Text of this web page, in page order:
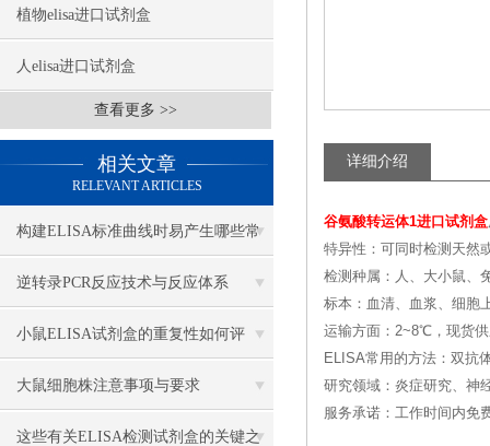
植物elisa进口试剂盒
人elisa进口试剂盒
查看更多 >>
相关文章
RELEVANT ARTICLES
构建ELISA标准曲线时易产生哪些常
见异常？
逆转录PCR反应技术与反应体系
小鼠ELISA试剂盒的重复性如何评
估？
大鼠细胞株注意事项与要求
这些有关ELISA检测试剂盒的关键之
详细介绍
谷氨酸转运体1进口试剂盒
特异性：可同时检测天然
检测种属：人、大小鼠、
标本：血清、血浆、细胞
运输方面：2~8℃，现货
ELISA常用的方法：双抗
研究领域：炎症研究、神
服务承诺：工作时间内免